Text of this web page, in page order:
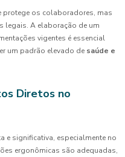
protege os colaboradores, mas
legais. A elaboração de um
vigentes é essencial
um padrão elevado de saúde e
Diretos no
e significativa, especialmente no
ergonômicas são adequadas,